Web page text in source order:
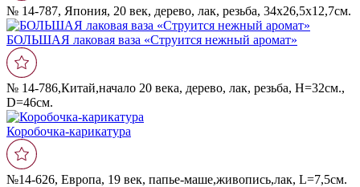
№ 14-787, Япония, 20 век, дерево, лак, резьба, 34х26,5х12,7см.
БОЛЬШАЯ лаковая ваза «Струится нежный аромат»
№ 14-786,Китай,начало 20 века, дерево, лак, резьба, Н=32см.,
D=46см.
Коробочка-карикатура
№14-626, Европа, 19 век, папье-маше,живопись,лак, L=7,5см.